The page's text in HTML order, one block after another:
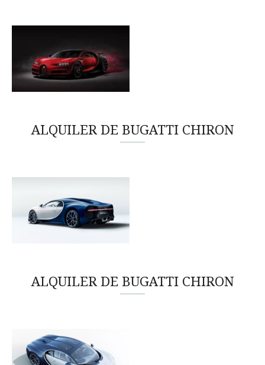
ALQUILER DE BUGATTI CHIRON
ALQUILER DE BUGATTI CHIRON